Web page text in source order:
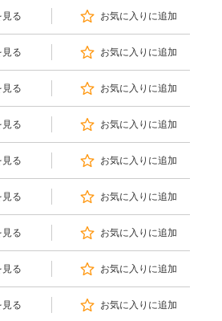
る お気に入りに追加
る お気に入りに追加
る お気に入りに追加
る お気に入りに追加
る お気に入りに追加
る お気に入りに追加
る お気に入りに追加
る お気に入りに追加
る お気に入りに追加